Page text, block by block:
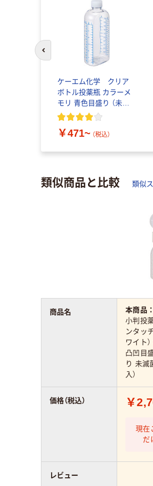
ケーエム化学 クリア
ボトル投薬瓶 カラーメ
モリ 青色目盛り （未滅
菌）
￥471~ （税込）
前のスライドへ
類似商品と比較 類似
本商品
小判投
ンタッ
ワイト
凸凹目
り 未滅
入）
￥
現在
だ
商品名
価格（税込）
レビュー